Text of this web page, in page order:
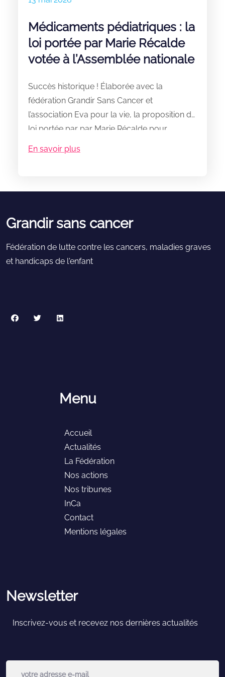
Médicaments pédiatriques : la
loi portée par Marie Récalde
votée à l’Assemblée nationale
Succès historique ! Élaborée avec la
fédération Grandir Sans Cancer et
l’association Eva pour la vie, la proposition de
loi portée par par Marie Récalde pour
favoriser l’arrivée de nouveaux traitements
politiques, de la gauche à la droite
républicaine en passant par le centre, ont
soutenu cette avancée majeure, l’ensemble
En savoir plus
Grandir sans cancer
Fédération de lutte contre les cancers, maladies graves
et handicaps de l'enfant
Menu
Accueil
Actualités
La Fédération
Nos actions
Nos tribunes
InCa
Contact
Mentions légales
Newsletter
Inscrivez-vous et recevez nos dernières actualités